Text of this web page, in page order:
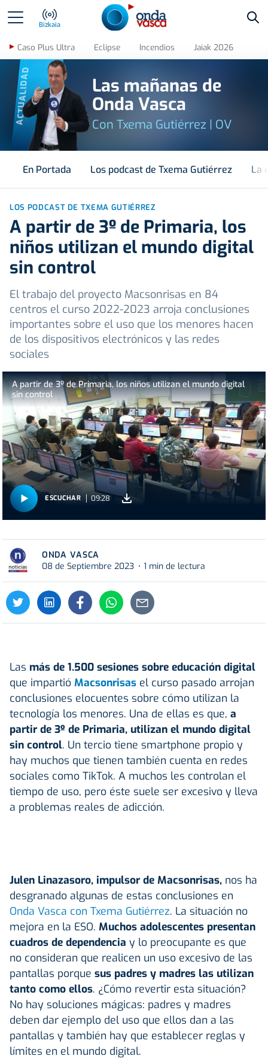
Bizkaia
Caso Plus Ultra Eclipse Incendios Jaiak 2026
ACTUALIDAD
Las mañanas de
Onda Vasca
Con Txema Gutiérrez | OV
En Portada Los podcast de Txema Gutiérrez La
LOS PODCAST DE TXEMA GUTIÉRREZ
A partir de 3º de Primaria, los
niños utilizan el mundo digital
sin control
El trabajo del proyecto Macsonrisas en 84
centros el curso 2022-2023 arroja conclusiones
importantes sobre el uso que los menores hacen
de los dispositivos electrónicos y las redes
sociales
A partir de 3º de Primaria, los niños utilizan el mundo digital
sin control
ESCUCHAR 09:28
ONDA VASCA
08 de Septiembre 2023
1 min de lectura
Las más de 1.500 sesiones sobre educación digital
que impartió Macsonrisas el curso pasado arrojan
conclusiones elocuentes sobre cómo utilizan la
tecnología los menores. Una de ellas es que, a
partir de 3º de Primaria, utilizan el mundo digital
sin control. Un tercio tiene smartphone propio y
hay muchos que tienen también cuenta en redes
sociales como TikTok. A muchos les controlan el
tiempo de uso, pero éste suele ser excesivo y lleva
a problemas reales de adicción.
Julen Linazasoro, impulsor de Macsonrisas, nos ha
desgranado algunas de estas conclusiones en
Onda Vasca con Txema Gutiérrez. La situación no
mejora en la ESO. Muchos adolescentes presentan
cuadros de dependencia y lo preocupante es que
no consideran que realicen un uso excesivo de las
pantallas porque sus padres y madres las utilizan
tanto como ellos. ¿Cómo revertir esta situación?
No hay soluciones mágicas: padres y madres
deben dar ejemplo del uso que ellos dan a las
pantallas y también hay que establecer reglas y
límites en el mundo digital.